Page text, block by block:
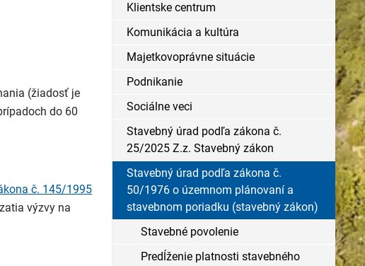
(žiadosť je
do 60
č. 145/1995
výzvy na
Klientske centrum
Komunikácia a kultúra
Majetkovoprávne situácie
Podnikanie
Sociálne veci
Stavebný úrad podľa zákona č.
25/2025 Z.z. Stavebný zákon
Stavebný úrad podľa zákona č.
50/1976 o územnom plánovaní a
stavebnom poriadku (stavebný zákon)
Stavebné povolenie
Predĺženie platnosti stavebného